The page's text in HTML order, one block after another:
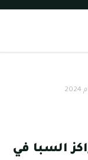
السبا في